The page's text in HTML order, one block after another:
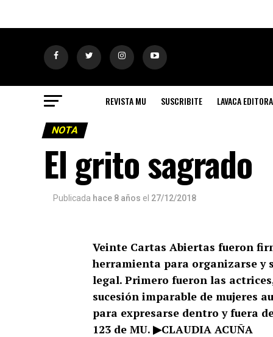
REVISTA MU SUSCRIBITE LAVACA EDITORA
NOTA
El grito sagrado
Publicada hace 8 años el 27/12/2018
Veinte Cartas Abiertas fueron
herramienta para organizarse y
legal. Primero fueron las
sucesión imparable de mujeres
para expresarse dentro y fuera
123 de MU. ▶CLAUDIA ACUÑA